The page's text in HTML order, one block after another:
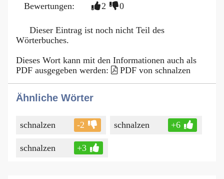
Bewertungen:
2 0
Dieser Eintrag ist noch nicht Teil des
Wörterbuches.
Dieses Wort kann mit den Informationen auch als
PDF ausgegeben werden:
PDF von schnalzen
Ähnliche Wörter
schnalzen -2 schnalzen +6
schnalzen +3